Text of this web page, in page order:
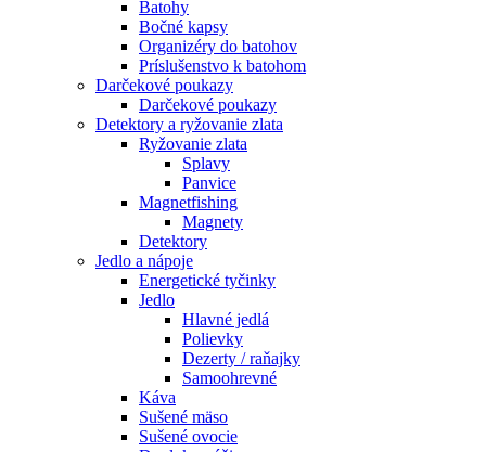
Batohy
Bočné kapsy
Organizéry do batohov
Príslušenstvo k batohom
Darčekové poukazy
Darčekové poukazy
Detektory a ryžovanie zlata
Ryžovanie zlata
Splavy
Panvice
Magnetfishing
Magnety
Detektory
Jedlo a nápoje
Energetické tyčinky
Jedlo
Hlavné jedlá
Polievky
Dezerty / raňajky
Samoohrevné
Káva
Sušené mäso
Sušené ovocie